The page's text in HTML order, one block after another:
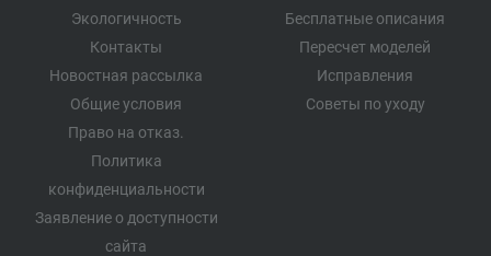
Экологичность
Контакты
Новостная рассылка
Общие условия
Право на отказ.
Политика
конфиденциальности
Заявление о доступности
сайта
Бесплатные описания
Пересчет моделей
Исправления
Советы по уходу